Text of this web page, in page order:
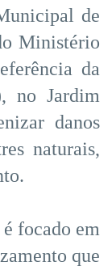
de
Ministério
da
no Jardim
danos
naturais,
focado em
que